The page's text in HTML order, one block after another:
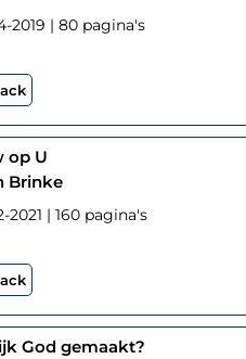
2019 | 80 pagina's
op U
Brinke
2021 | 160 pagina's
God gemaakt?